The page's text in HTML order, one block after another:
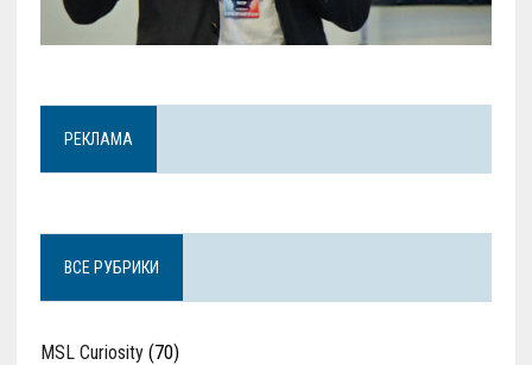
РЕКЛАМА
ВСЕ РУБРИКИ
MSL Curiosity(70)